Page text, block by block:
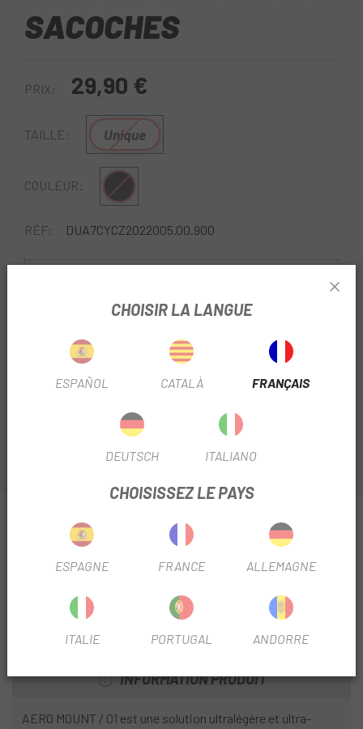
SACOCHES
PRIX: 29,90 €
TAILLE: Unique
COULEUR: Noir
RÉF: DUA7CYCZ2022005.00.900
PRÉVENEZ-MOI UNE FOIS DISPONIBLE
trouve toujours les meilleures options du marché
pour améliorer votre vélo, cette fois-ci nous vous
présentons leSupport Cyclite Aero Mount 01 pour
INFORMATION SUR SUPPORT CYCLITE AERO
MOUNT 01 POUR SACOCHES
FICHE PRODUIT
SAISON 2024
INFORMATION PRODUIT
AERO MOUNT / 01 est une solution ultralégère et ultra-
CHOISIR LA LANGUE
ESPAÑOL CATALÀ FRANÇAIS
DEUTSCH ITALIANO
CHOISISSEZ LE PAYS
ESPAGNE FRANCE ALLEMAGNE
ITALIE PORTUGAL ANDORRE